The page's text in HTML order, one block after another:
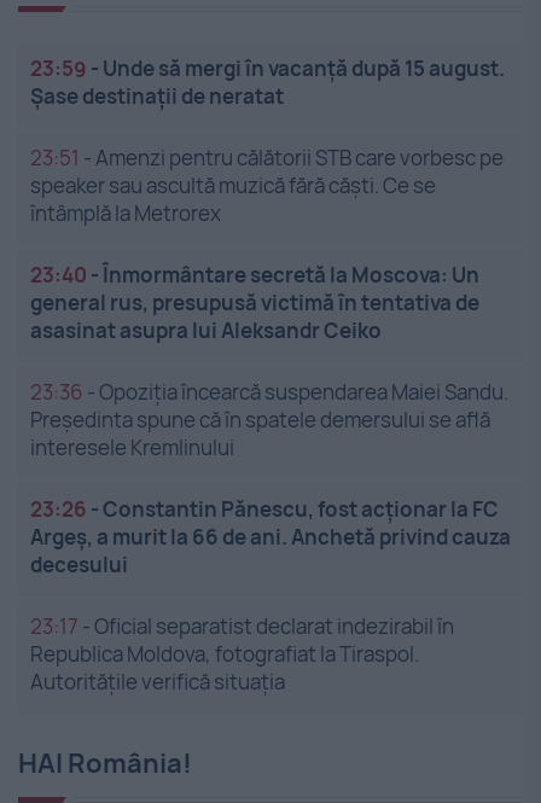
23:59 - Unde să mergi în vacanță după 15 august.
Șase destinații de neratat
23:51 -Amenzi pentru călătorii STB care vorbesc pe
speaker sau ascultă muzică fără căști. Ce se
întâmplă la Metrorex
23:40 -Înmormântare secretă la Moscova: Un
general rus, presupusă victimă în tentativa de
asasinat asupra lui Aleksandr Ceiko
23:36 -Opoziția încearcă suspendarea Maiei Sandu.
Președinta spune că în spatele demersului se află
interesele Kremlinului
23:26 -Constantin Pănescu, fost acționar la FC
Argeș, a murit la 66 de ani. Anchetă privind cauza
decesului
23:17 -Oficial separatist declarat indezirabil în
Republica Moldova, fotografiat la Tiraspol.
Autoritățile verifică situația
HAI România!